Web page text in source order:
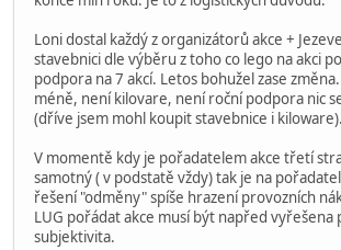
Loni dostal každý z organizátorů akce +
stavebnici dle výběru z toho co lego na akci
podpora na 7 akcí. Letos bohužel zase
méně, není kilovare, není roční podpora nic
(dříve jsem mohl koupit stavebnice i kiloware).
V momentě kdy je pořadatelem akce třetí
samotný ( v podstatě vždy) tak je na
řešení "odměny" spíše hrazení provozních
LUG pořádat akce musí být napřed vyřešena
subjektivita.